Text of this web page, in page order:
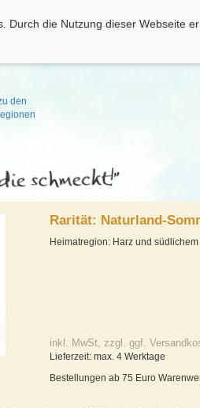
den
Durch die Nutzung dieser Webseite
Rarität: Naturland-
Heimatregion: Harz und
inkl. MwSt, zzgl. ggf.
Lieferzeit: max. 4 Werktage
Bestellungen ab 75 Euro